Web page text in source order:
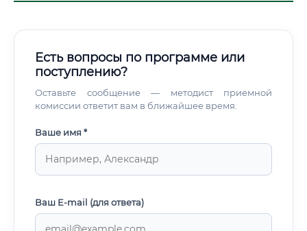
карьеру в этой области.
Есть вопросы по программе или
поступлению?
Оставьте сообщение — методист приемной
комиссии ответит вам в ближайшее время.
Ваше имя *
Ваш E-mail (для ответа)